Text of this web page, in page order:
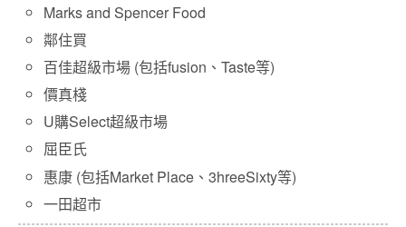
Marks and Spencer Food
鄰住買
百佳超級市場 (包括fusion、Taste等)
價真棧
U購Select超級市場
屈臣氏
惠康 (包括Market Place、3hreeSixty等)
一田超市